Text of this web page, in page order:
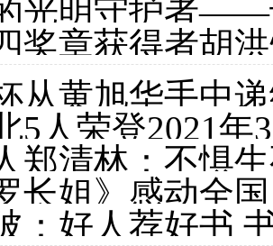
光明守护者——
奖章获得者胡
从黄旭华手中
5人荣登2021年
郑清林：不惧
长姐》感动全
：好人荐好书